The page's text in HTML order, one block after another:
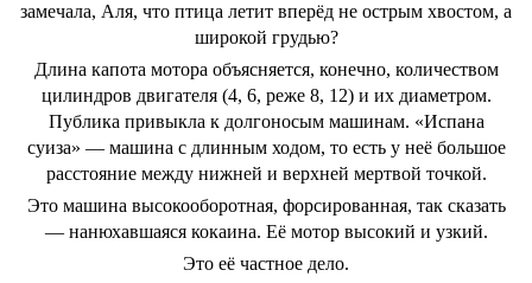
замечала, Аля, что птица летит вперёд не острым хвостом, а
широкой грудью?
Длина капота мотора объясняется, конечно, количеством
цилиндров двигателя (4, 6, реже 8, 12) и их диаметром.
Публика привыкла к долгоносым машинам. «Испана
суиза» — машина с длинным ходом, то есть у неё большое
расстояние между нижней и верхней мертвой точкой.
Это машина высокооборотная, форсированная, так сказать
— нанюхавшаяся кокаина. Её мотор высокий и узкий.
Это её частное дело.